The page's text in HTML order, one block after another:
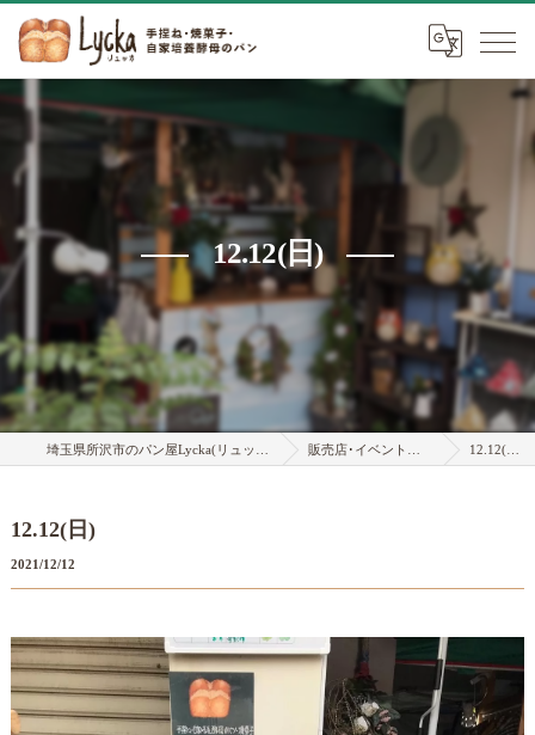
12.12(日)
販売店･イベント情報 12.12(日)
12.12(日)
2021/12/12